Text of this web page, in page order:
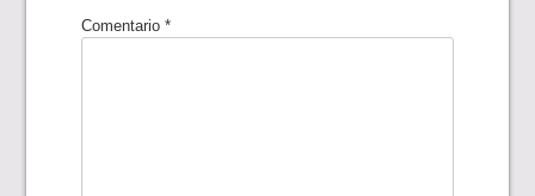
Comentario*